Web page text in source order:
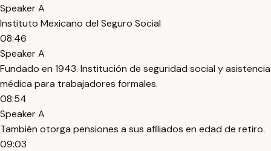
Speaker A
Instituto Mexicano del Seguro Social
08:46
Speaker A
Fundado en 1943. Institución de seguridad social y asistencia
médica para trabajadores formales.
08:54
Speaker A
También otorga pensiones a sus afiliados en edad de retiro.
09:03